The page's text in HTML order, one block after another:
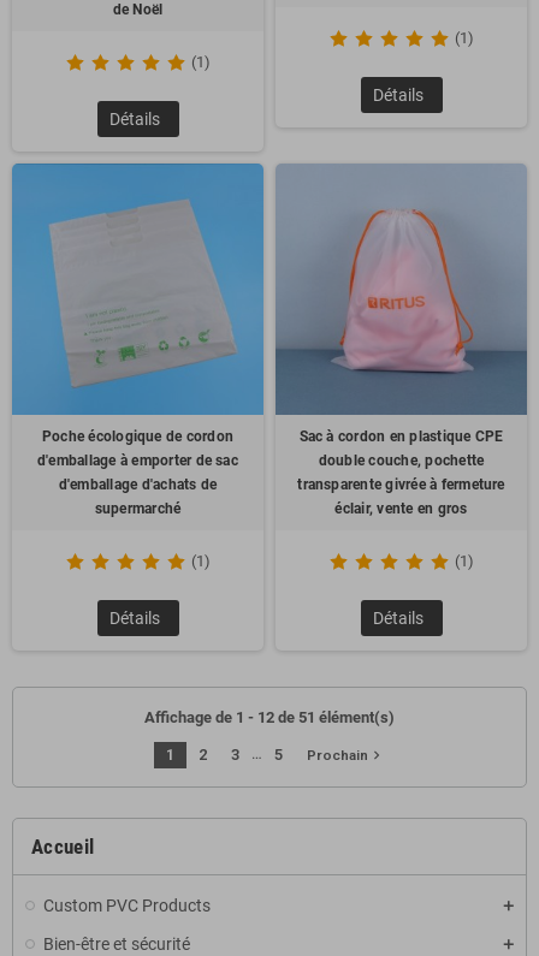
Accueil
Custom PVC Products
Bien-être et sécurité
de Noël
(1)
Détails
(1)
Détails
Poche écologique de cordon
d'emballage à emporter de sac
d'emballage d'achats de
supermarché
(1)
Détails
Sac à cordon en plastique CPE
double couche, pochette
transparente givrée à fermeture
éclair, vente en gros
(1)
Détails
Affichage de 1 - 12 de 51 élément(s)
1 2 3 … 5 Prochain navigate_next